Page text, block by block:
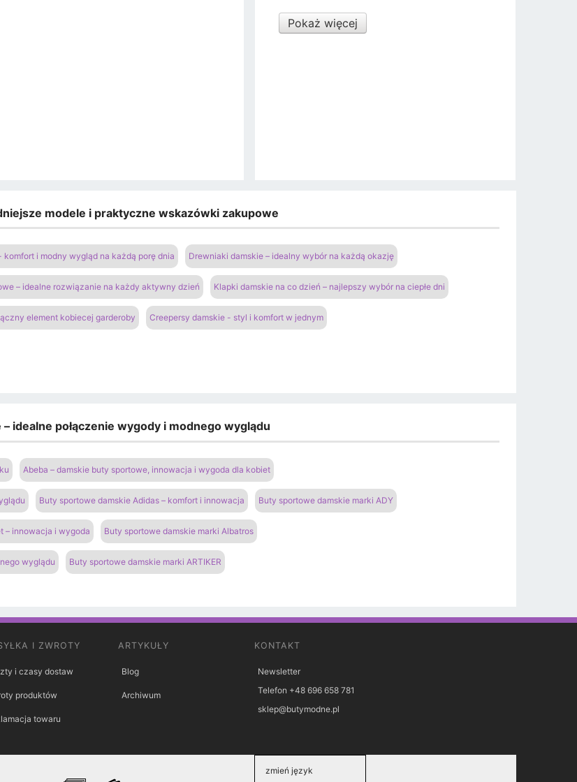
Pokaż więcej
modele i praktyczne wskazówki zakupowe
komfort i modny wygląd na każdą porę dnia Drewniaki damskie – idealny wybór na każdą okazję
– idealne rozwiązanie na każdy aktywny dzień Klapki damskie na co dzień – najlepszy wybór na ciepłe dni
element kobiecej garderoby Creepersy damskie - styl i komfort w jednym
idealne połączenie wygody i modnego wyglądu
Abeba – damskie buty sportowe, innowacja i wygoda dla kobiet
Buty sportowe damskie Adidas – komfort i innowacja Buty sportowe damskie marki ADY
– innowacja i wygoda Buty sportowe damskie marki Albatros
wyglądu Buty sportowe damskie marki ARTIKER
I ZWROTY
i czasy dostaw
produktów
towaru
ARTYKUŁY
Blog
Archiwum
KONTAKT
Newsletter
Telefon +48 696 658 781
sklep@butymodne.pl
zmień język